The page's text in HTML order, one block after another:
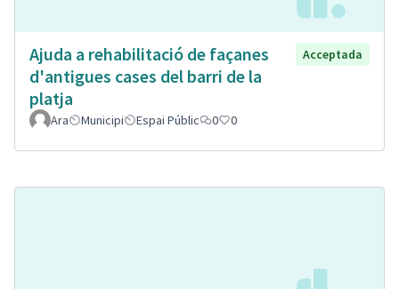
Ajuda a rehabilitació de façanes
d'antigues cases del barri de la
platja
Acceptada
Ara Municipi Espai Públic 0 0